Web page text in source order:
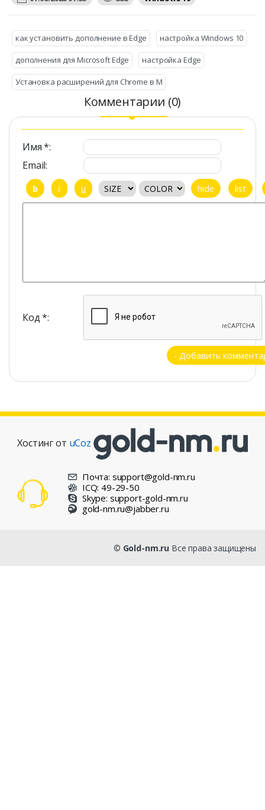
как установить дополнение в Edge настройка Windows 10
дополнения для Microsoft Edge настройка Edge
Установка расширений для Chrome в M
Комментарии (0)
Имя *:
Email:
Код *:
Хостинг от uCoz
Почта: support@gold-nm.ru
ICQ: 49-29-50
Skype: support-gold-nm.ru
gold-nm.ru@jabber.ru
© Gold-nm.ru Все права защищены